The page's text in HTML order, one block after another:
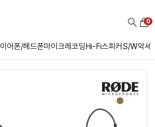
이어폰/헤드폰마이크레코딩Hi-Fi스피커S/W악세
0